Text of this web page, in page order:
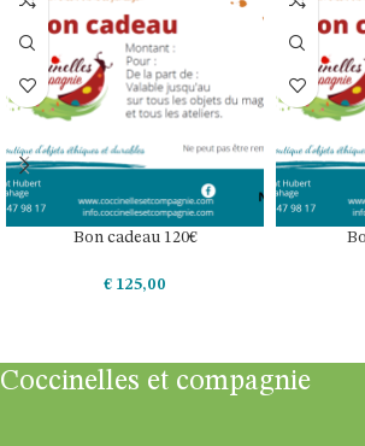
Bon cadeau 120€
€ 125,00
Coccinelles et compagnie